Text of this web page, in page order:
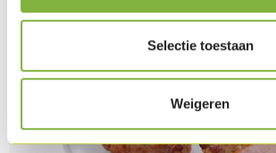
Selectie toestaan
Weigeren